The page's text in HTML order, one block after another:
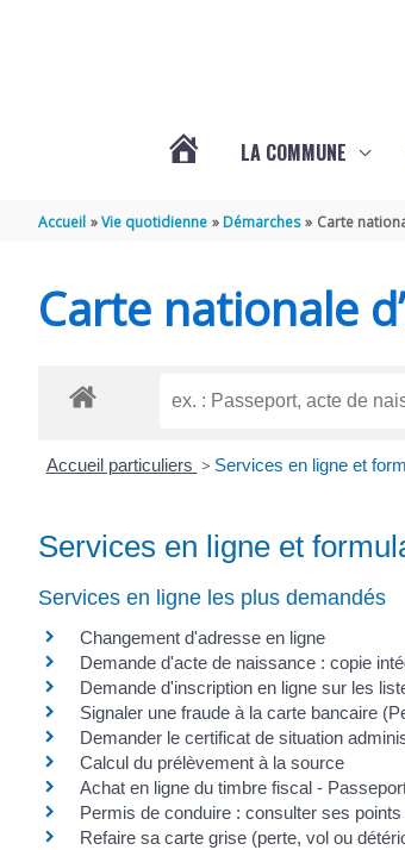
LA COMMUNE
Accueil Vie quotidienne Démarches Carte
Carte nationale
Accueil particuliers > Services en ligne et
Services en ligne et
Services en ligne les plus demandés
Changement d'adresse en ligne
Demande d'acte de naissance : copie
Demande d'inscription en ligne sur les
Signaler une fraude à la carte bancaire
Demander le certificat de situation
Calcul du prélèvement à la source
Achat en ligne du timbre fiscal -
Permis de conduire : consulter ses
Refaire sa carte grise (perte, vol ou